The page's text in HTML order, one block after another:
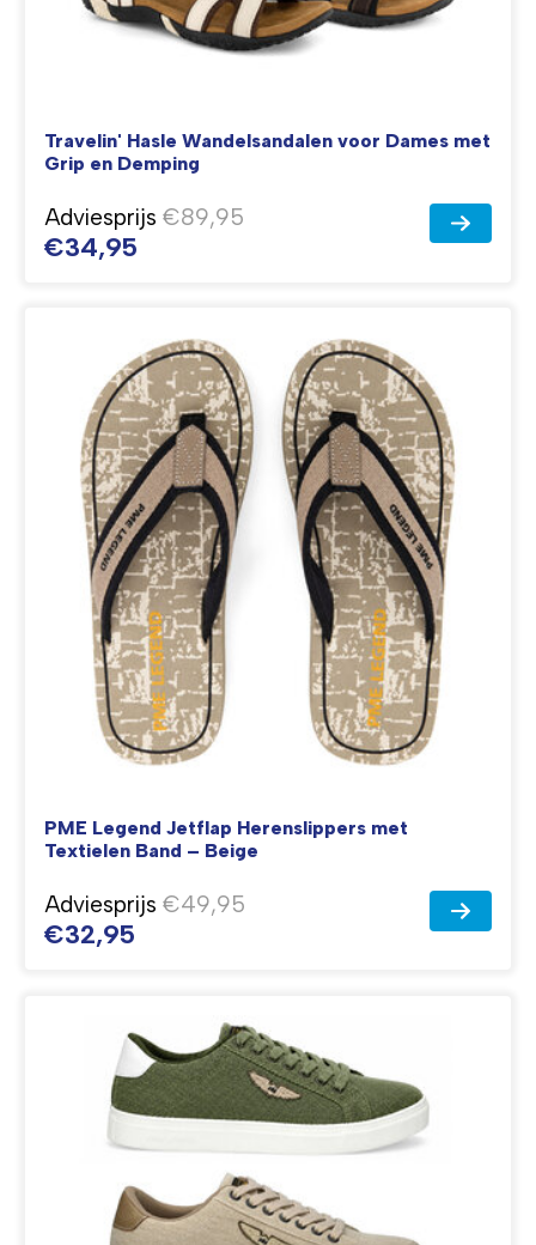
Travelin' Hasle Wandelsandalen voor Dames met
Grip en Demping
Adviesprijs €89,95
€34,95
PME Legend Jetflap Herenslippers met
Textielen Band – Beige
Adviesprijs €49,95
€32,95